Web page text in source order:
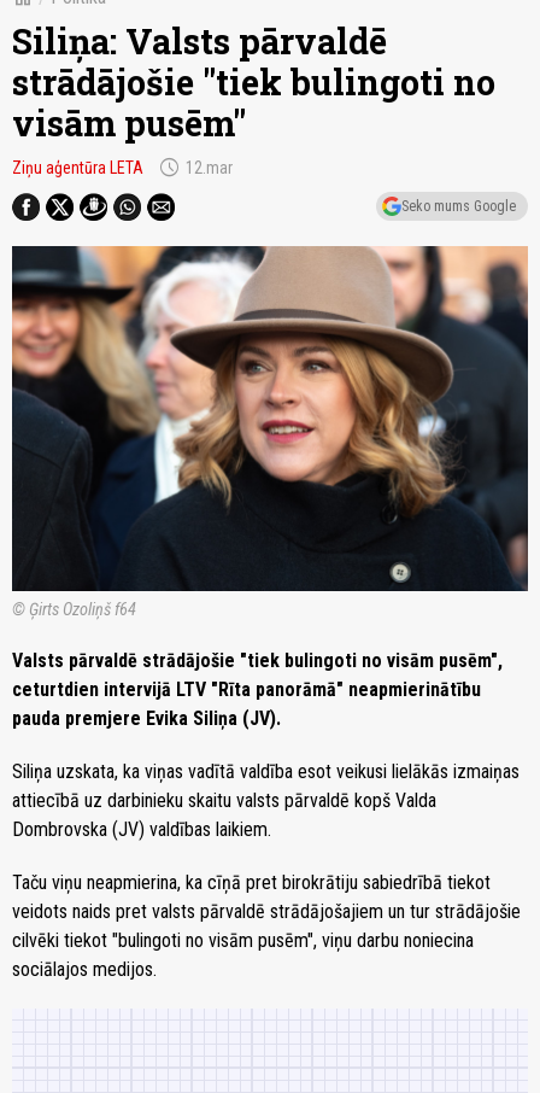
Siliņa: Valsts pārvaldē
strādājošie "tiek bulingoti no
visām pusēm"
Ziņu aģentūra LETA schedule 12.mar
Seko mums Google
© Ģirts Ozoliņš f64
Valsts pārvaldē strādājošie "tiek bulingoti no visām pusēm",
ceturtdien intervijā LTV "Rīta panorāmā" neapmierinātību
pauda premjere Evika Siliņa (JV).
Siliņa uzskata, ka viņas vadītā valdība esot veikusi lielākās izmaiņas
attiecībā uz darbinieku skaitu valsts pārvaldē kopš Valda
Dombrovska (JV) valdības laikiem.
Taču viņu neapmierina, ka cīņā pret birokrātiju sabiedrībā tiekot
veidots naids pret valsts pārvaldē strādājošajiem un tur strādājošie
cilvēki tiekot "bulingoti no visām pusēm", viņu darbu noniecina
sociālajos medijos.